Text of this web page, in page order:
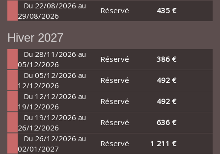
Du 22/08/2026 au
29/08/2026
Réservé 435 €
Hiver 2027
Du 28/11/2026 au
05/12/2026
Réservé
386 €
Du 05/12/2026 au
12/12/2026
Réservé
492 €
Du 12/12/2026 au
19/12/2026
Réservé
492 €
Du 19/12/2026 au
26/12/2026
Réservé
636 €
Du 26/12/2026 au
02/01/2027
Réservé
1 211 €